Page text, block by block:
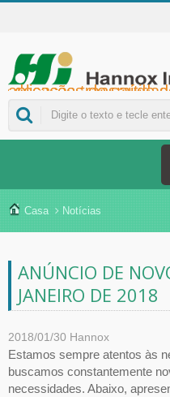
Hannox International Corp. - Ajudamos importadores, atacadistas, distribuidores e marcas da área da saúde a lançar soluções não medicamentosas para o tratamento de feridas e mucosas, incluindo úlceras orais, cuidados de suporte ao câncer, proteção da pele, cuidados com a mucosa nasal e proteção de feridas em domicílio. Além de uma ampla gama de dispositivos
Casa Notícias
ANÚNCIO DE
JANEIRO DE 2018
2018/01/30 Hannox
Estamos sempre atentos às
buscamos constantemente
necessidades. Abaixo,